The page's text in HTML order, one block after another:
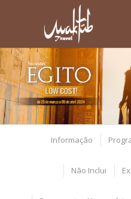
Informação
Não Inclui